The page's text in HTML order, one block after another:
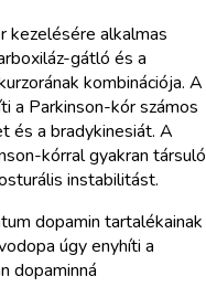
kezelésére alkalmas
gátló és a
kombinációja. A
a Parkinson-kór számos
és a bradykinesiát. A
kórral gyakran társuló
instabilitást.
dopamin tartalékainak
úgy enyhíti a
dopaminná